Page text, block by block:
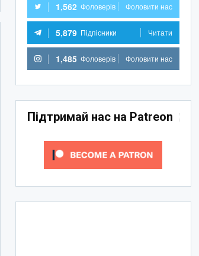
1,562 Фоловерів Фоловити нас
5,879 Підпісники Читати
1,485 Фоловерів Фоловити нас
Підтримай нас на Patreon